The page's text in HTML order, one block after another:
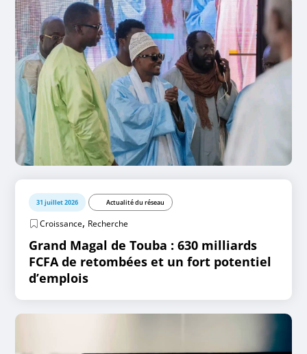
31 juillet 2026 Actualité du réseau
Croissance, Recherche
Grand Magal de Touba : 630 milliards
FCFA de retombées et un fort potentiel
d’emplois